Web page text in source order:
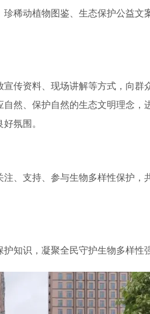
稀动植物图鉴、生态保护公益文
传资料、现场讲解等方式，向群
然、保护自然的生态文明理念，
氛围。
、支持、参与生物多样性保护，
知识，凝聚全民守护生物多样性